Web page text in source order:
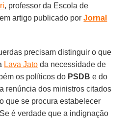
, professor da Escola de
artigo publicado porJornal
precisam distinguir o que
Lava Jato da necessidade de
os políticos do PSDB e do
renúncia dos ministros citados
que se procura estabelecer
é verdade que a indignação